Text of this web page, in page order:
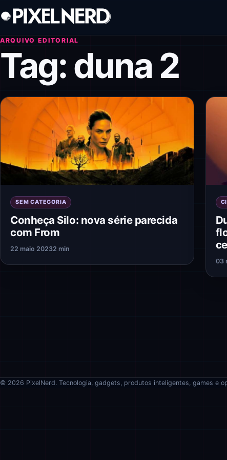
Pular para o conteúdo
ARQUIVO EDITORIAL
Tag:duna 2
SEM CATEGORIA
Conheça Silo: nova série parecida
com From
22 maio 20232 min
03
© 2026 PixelNerd. Tecnologia, gadgets, produtos inteligentes, games e